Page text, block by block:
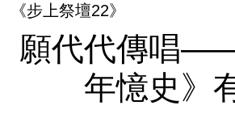
《步上祭壇22》
願代代傳唱
年憶史》